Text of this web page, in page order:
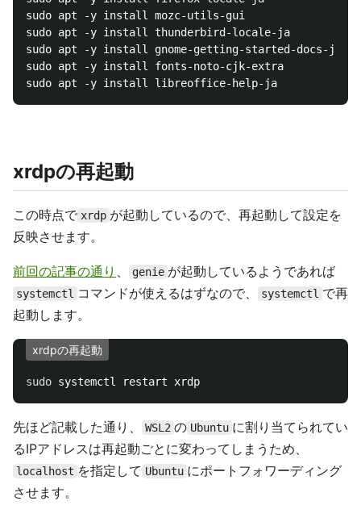
sudo apt -y install mozc-utils-gui
sudo apt -y install thunderbird-locale-ja
sudo apt -y install gnome-getting-started-docs-ja
sudo apt -y install fonts-noto-cjk-extra
xrdpの再起動
この時点で xrdp が起動しているので、再起動して設定を
反映させます。
前回の記事の通り 、 genie が起動しているようであれば
systemctl コマンドが使えるはずなので、 systemctl で再
起動します。
xrdpの再起動
sudo
先ほど記載した通り、 WSL2 の Ubuntu に割り当てられてい
るIPアドレスは再起動ごとに変わってしまうため、
localhost を指定して Ubuntu にポートフォワーディング
させます。